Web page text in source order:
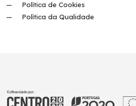
Política de Cookies
Política da Qualidade